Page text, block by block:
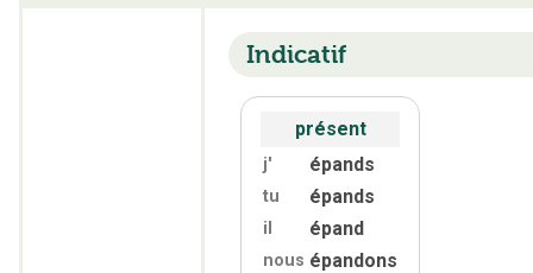
Indicatif
présent
j' épands
tu épands
il épand
nous épandons